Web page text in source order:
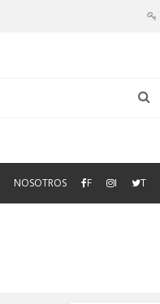
NOSOTROS F I T